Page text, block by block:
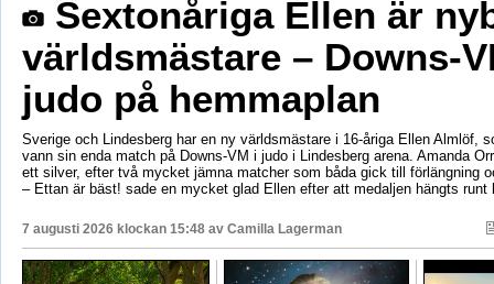
Sextonåriga Ellen är
världsmästare – Downs-
judo på hemmaplan
Sverige och Lindesberg har en ny världsmästare i 16-åriga Ellen Almlöf,
vann sin enda match på Downs-VM i judo i Lindesberg arena. Amanda
ett silver, efter två mycket jämna matcher som båda gick till förlängning
– Ettan är bäst! sade en mycket glad Ellen efter att medaljen hängts runt
7 augusti 2026 klockan 15:48 av Camilla Lagerman